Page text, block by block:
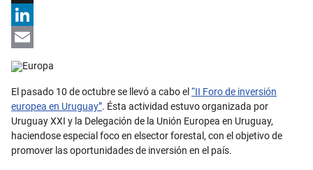
X
LinkedIn
Email
El pasado 10 de octubre se llevó a cabo el “II Foro de inversión
europea en Uruguay”. Ésta actividad estuvoorganizada por
Uruguay XXI y la Delegación de la Unión Europea en Uruguay,
haciendose especial foco en elsector forestal , con el objetivo de
promover las oportunidades de inversión en el país.